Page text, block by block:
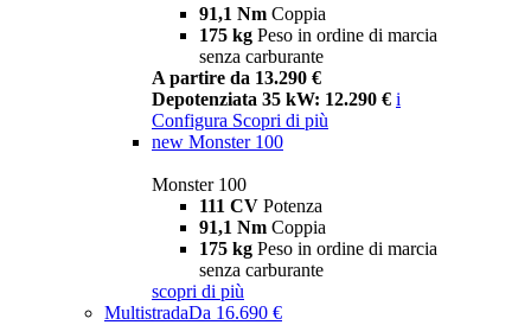
91,1 Nm Coppia
175 kg Peso in ordine di marcia
senza carburante
A partire da 13.290 €
Depotenziata 35 kW: 12.290 € i
Configura Scopri di più
new Monster 100
Monster 100
111 CV Potenza
91,1 Nm Coppia
175 kg Peso in ordine di marcia
senza carburante
scopri di più
MultistradaDa 16.690 €